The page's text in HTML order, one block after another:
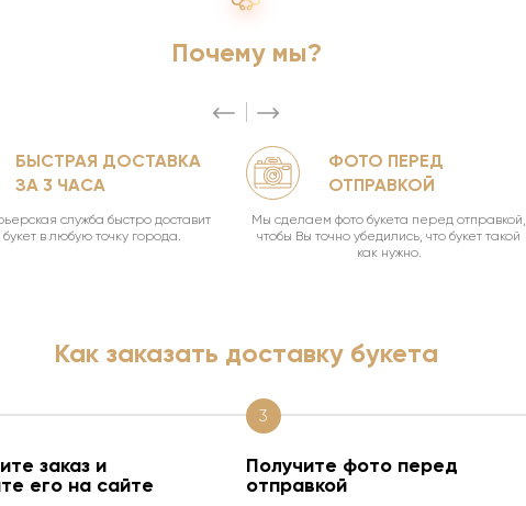
Почему мы?
БЫСТРАЯ ДОСТАВКА
ЗА 3 ЧАСА
служба быстро доставит
в любую точку города.
ФОТО ПЕРЕД
ОТПРАВКОЙ
Мы сделаем фото букета перед отправкой,
чтобы Вы точно убедились, что букет такой
как нужно.
Как заказать доставку букета
заказ и
его на сайте
3
Получите фото перед
отправкой